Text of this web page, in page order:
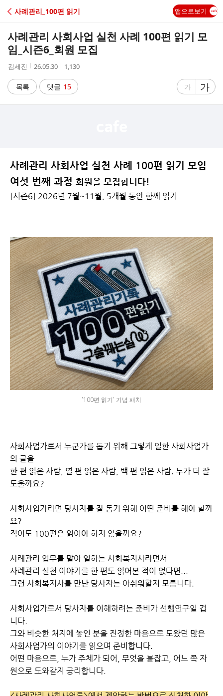
C
사례관리_100편 읽기 앱으로보기
사례관리 사회사업 실천 사례 100편 읽기 모
임_시즌6_회원 모집
작
자
김세진
작
시
간
26.05.30
조
수
1,130
목록 댓글 15
글
게
가
글
자
게
가
사례관리 사회사업 실천 사례 100편 읽기 모임
여섯 번째 과정 회원을 모집합니다!
[시즌6] 2026년 7월~11월, 5개월 동안 함께 읽기
'100편 읽기' 기념 패치
사회사업가로서 누군가를 돕기 위해 그렇게 일한 사회사업가
의 글을
한 편 읽은 사람, 열 편 읽은 사람, 백 편 읽은 사람. 누가 더 잘
도울까요?
사회사업가라면 당사자를 잘 돕기 위해 어떤 준비를 해야 할까
요?
적어도 100편은 읽어야 하지 않을까요?
사례관리 업무를 맡아 일하는 사회복지사라면서
사례관리 실천 이야기를 한 편도 읽어본 적이 없다면...
그런 사회복지사를 만난 당사자는 아쉬워할지 모릅니다.
사회사업가로서 당사자를 이해하려는 준비가 선행연구일 겁
니다.
그와 비슷한 처지에 놓인 분을 진정한 마음으로 도왔던 많은
사회사업가의 이야기를 읽으며 준비합니다.
어떤 마음으로, 누가 주체가 되어, 무엇을 붙잡고, 어느 쪽 자
원으로 도와갈지 궁리합니다.